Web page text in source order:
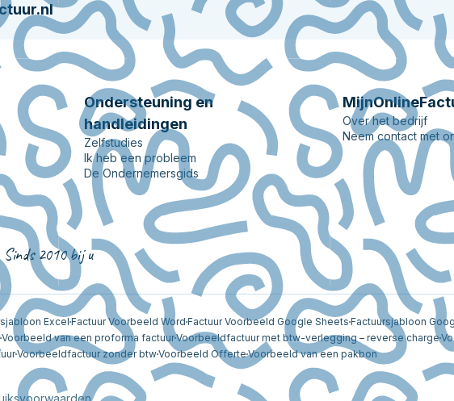
Ondersteuning en
handleidingen
Zelfstudies
Ik heb een probleem
De Ondernemersgids
Over het bedrijf
Neem contact met
Sinds 2010 bij u
ExcelFactuur Voorbeeld Word Factuur Voorbeeld Google Sheets Factuursjabloon
Voorbeeld van een proforma factuurVoorbeeldfactuur met btw-verlegging – reverse charge
Voorbeeldfactuur zonder btwVoorbeeld OfferteVoorbeeld van een pakbon